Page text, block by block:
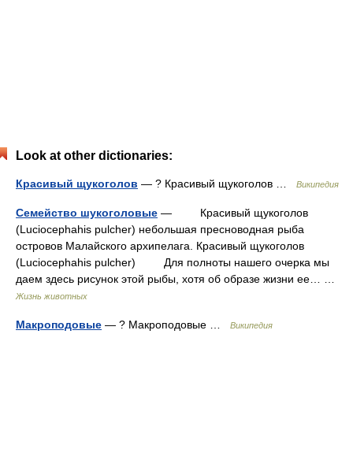
Look at other dictionaries:
Красивый щукоголов — ? Красивый щукоголов … Википедия
Семейство шукоголовые — Красивый щукоголов
(Luciocephahis pulcher) небольшая пресноводная рыба
островов Малайского архипелага. Красивый щукоголов
(Luciocephahis pulcher) Для полноты нашего очерка мы
даем здесь рисунок этой рыбы, хотя об образе жизни ее… …
Жизнь животных
Макроподовые — ? Макроподовые … Википедия